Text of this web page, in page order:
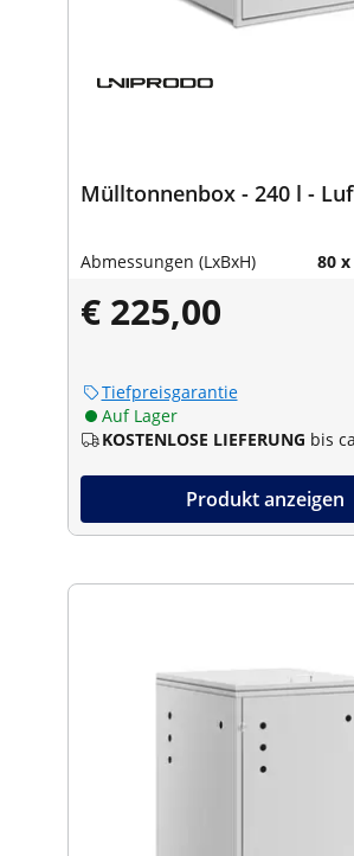
Mülltonnenbox - 240 l -
Abmessungen (LxBxH) 80
€ 225,00
Tiefpreisgarantie
Auf Lager
KOSTENLOSE LIEFERUNG bis
Produkt anzeigen